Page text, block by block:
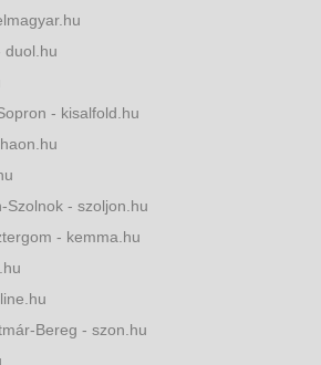
duol.hu
- kisalfold.hu
Szolnok - szoljon.hu
- kemma.hu
Bereg - szon.hu